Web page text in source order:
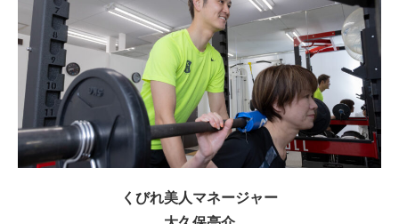
くびれ美人マネージャー